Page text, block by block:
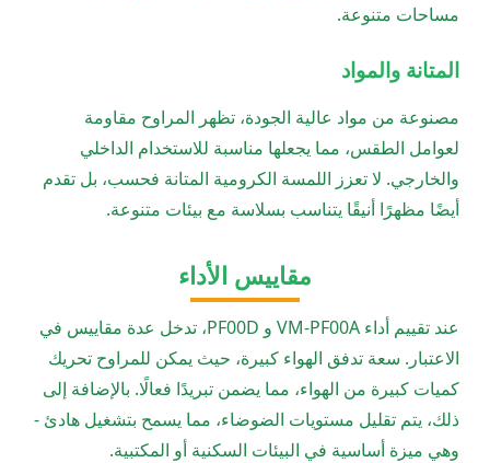
مساحات متنوعة.
المتانة والمواد
مصنوعة من مواد عالية الجودة، تظهر المراوح مقاومة
لعوامل الطقس، مما يجعلها مناسبة للاستخدام الداخلي
والخارجي. لا تعزز اللمسة الكرومية المتانة فحسب، بل تقدم
أيضًا مظهرًا أنيقًا يتناسب بسلاسة مع بيئات متنوعة.
مقاييس الأداء
عند تقييم أداء VM-PF00A و PF00D، تدخل عدة مقاييس في
الاعتبار. سعة تدفق الهواء كبيرة، حيث يمكن للمراوح تحريك
كميات كبيرة من الهواء، مما يضمن تبريدًا فعالًا. بالإضافة إلى
ذلك، يتم تقليل مستويات الضوضاء، مما يسمح بتشغيل هادئ -
وهي ميزة أساسية في البيئات السكنية أو المكتبية.